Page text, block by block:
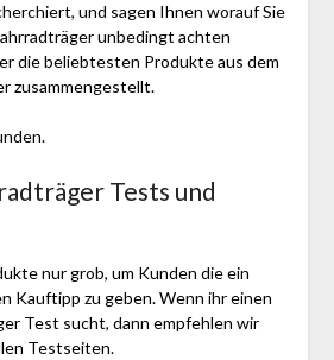
und sagen Ihnen worauf Sie
unbedingt achten
die beliebtesten Produkte aus dem
zusammengestellt.
Tests und
nur grob, um Kunden die ein
Kauftipp zu geben. Wenn ihr einen
Test sucht, dann empfehlen wir
Testseiten.